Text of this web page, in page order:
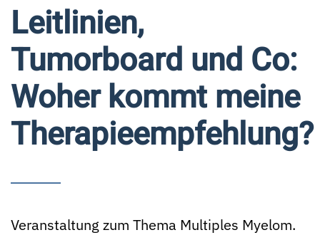
Leitlinien,
Tumorboard und Co:
Woher kommt meine
Therapieempfehlung?
Veranstaltung zum Thema Multiples Myelom.